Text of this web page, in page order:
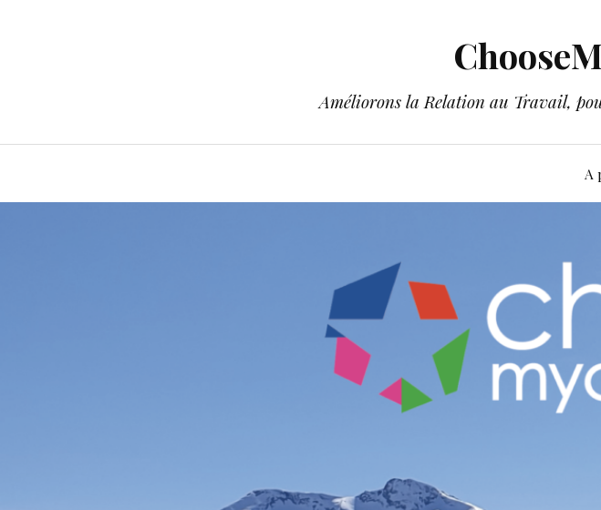
Améliorons la Relation au Travail,
A